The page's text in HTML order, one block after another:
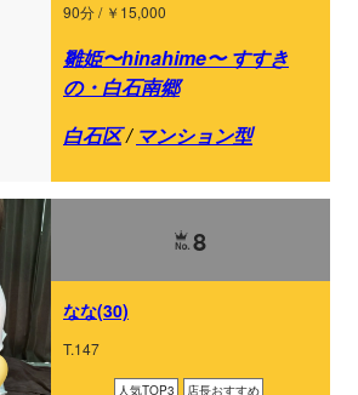
90分 / ￥15,000
雛姫〜hinahime〜 すすき
の・白石南郷
白石区/ マンション型
8
なな(30)
T.147
人気TOP3
店長おすすめ